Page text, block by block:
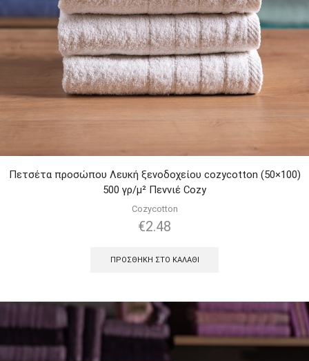
Πετσέτα προσώπου Λευκή ξενοδοχείου cozycotton (50×100)
500 γρ/μ² Πεννιέ Cozy
Cozycotton
€2.48
ΠΡΟΣΘΉΚΗ ΣΤΟ ΚΑΛΆΘΙ